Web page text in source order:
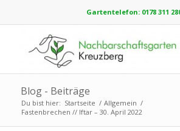
Gartentelefon: 0178 311
Blog - Beiträge
Du bist hier: Startseite / Allgemein /
Fastenbrechen // Iftar – 30. April 2022